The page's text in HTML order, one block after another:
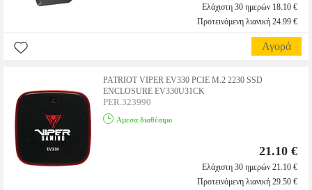
Ελάχιστη 30 ημερών 18.10 €
Προτεινόμενη λιανική 24.99 €
Αγορά
PATRIOT VIPER EV330 PCIE M.2 2230 SSD
ENCLOSURE EV330U31CK
PER.323990
Αμεσα διαθέσιμο
21.10 €
Ελάχιστη 30 ημερών 21.10 €
Προτεινόμενη λιανική 29.50 €